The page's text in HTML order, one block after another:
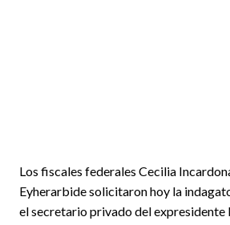
Los fiscales federales Cecilia
Eyherarbide solicitaron hoy la
el secretario privado del